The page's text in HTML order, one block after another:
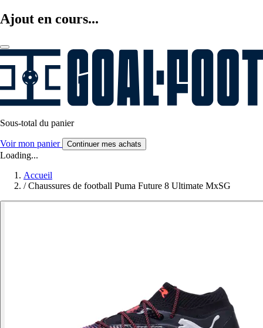
Ajout en cours...
Sous-total du panier
Voir mon panier Continuer mes achats
Loading...
Accueil
/ Chaussures de football Puma Future 8 Ultimate MxSG